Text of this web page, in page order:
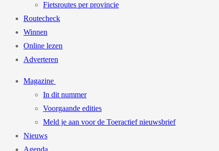
Fietsroutes per provincie
Routecheck
Winnen
Online lezen
Adverteren
Magazine
In dit nummer
Voorgaande edities
Meld je aan voor de Toeractief nieuwsbrief
Nieuws
Agenda